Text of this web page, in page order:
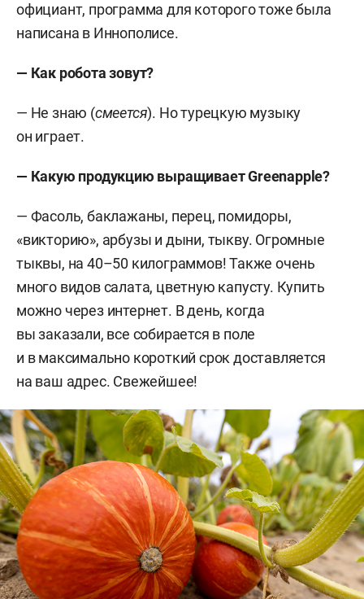
официант, программа для которого тоже была
написана в Иннополисе.
— Как робота зовут?
— Не знаю (смеется). Но турецкую музыку
он играет.
— Какую продукцию выращиваетGreenapple?
— Фасоль, баклажаны, перец, помидоры,
«викторию», арбузы и дыни, тыкву. Огромные
тыквы, на 40–50 килограммов! Также очень
много видов салата, цветную капусту. Купить
можно через интернет. В день, когда
вы заказали, все собирается в поле
и в максимально короткий срок доставляется
на ваш адрес. Свежейшее!